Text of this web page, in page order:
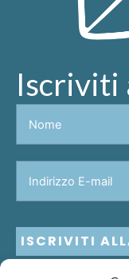
Iscriviti
ISCRIVITI